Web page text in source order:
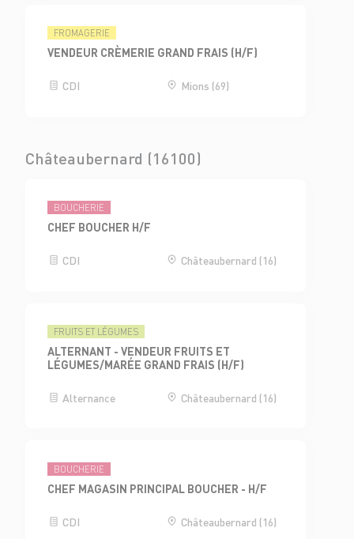
FROMAGERIE
VENDEUR CRÈMERIE GRAND FRAIS (H/F)
CDI Mions (69)
Châteaubernard (16100)
BOUCHERIE
CHEF BOUCHER H/F
CDI Châteaubernard (16)
FRUITS ET LÉGUMES
ALTERNANT - VENDEUR FRUITS ET
LÉGUMES/MARÉE GRAND FRAIS (H/F)
Alternance Châteaubernard (16)
BOUCHERIE
CHEF MAGASIN PRINCIPAL BOUCHER - H/F
CDI Châteaubernard (16)